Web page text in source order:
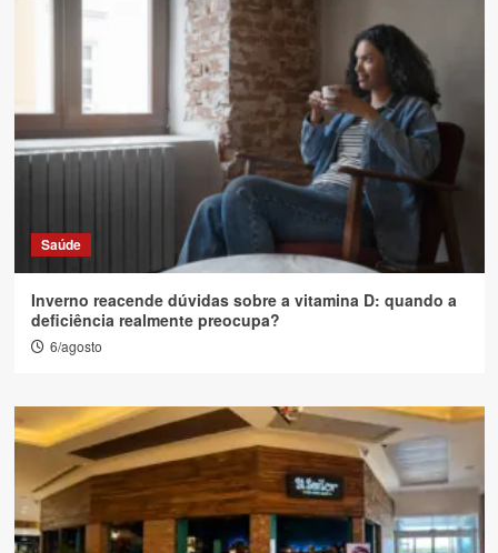
Saúde
Inverno reacende dúvidas sobre a vitamina D: quando a
deficiência realmente preocupa?
6/agosto